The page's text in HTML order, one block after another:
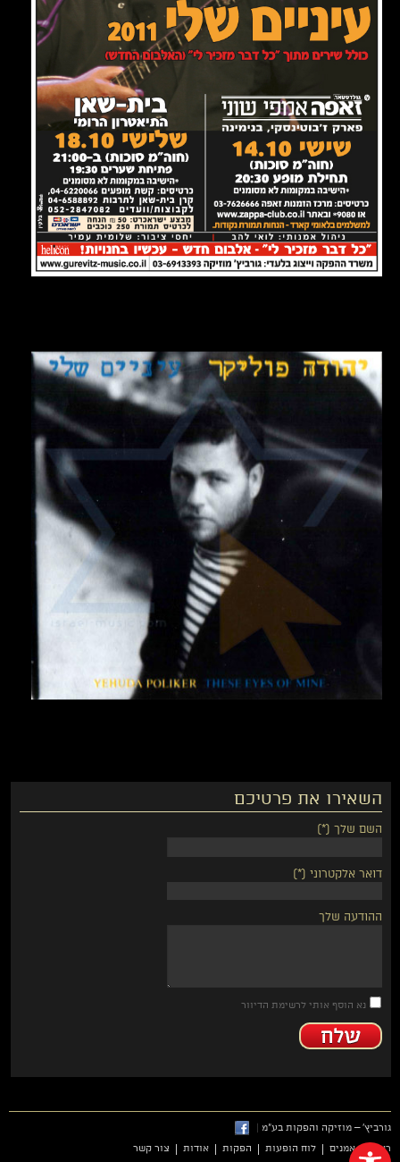
פתח סרגל נגישות
השאירו את פרטיכם
השם שלך (*)
דואר אלקטרוני (*)
ההודעה שלך
נא הוסף אותי לרשימת הדיוור
גורביץ' – מוזיקה והפקות בע"מ
ראשי
אמנים לוח הופעות הפקות אודות צור קשר